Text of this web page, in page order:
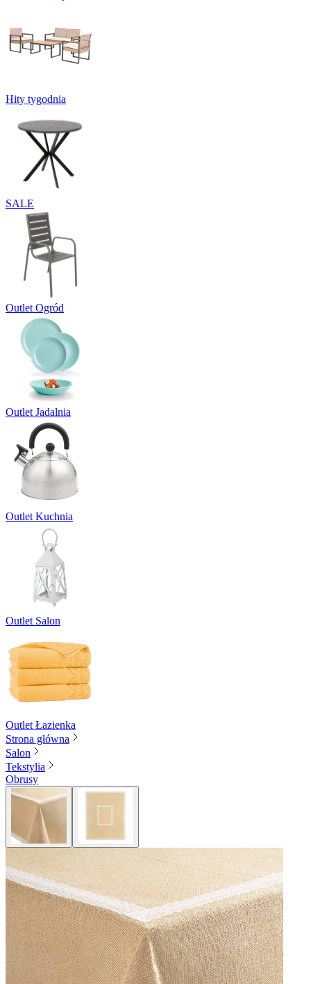
Hity tygodnia
SALE
Outlet Ogród
Outlet Jadalnia
Outlet Kuchnia
Outlet Salon
Outlet Łazienka
Strona główna
Salon
Tekstylia
Obrusy